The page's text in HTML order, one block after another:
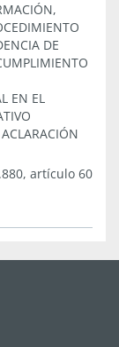
DE
EN EL
artículo 60